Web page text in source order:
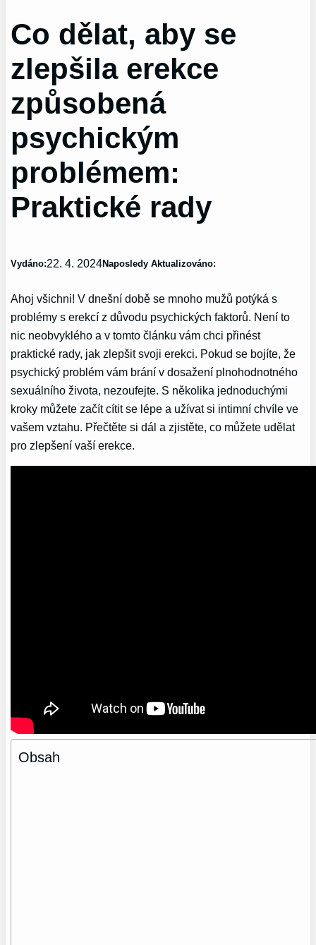
Co dělat, aby se
zlepšila erekce
způsobená
psychickým
problémem:
Praktické rady
Vydáno:22. 4. 2024Naposledy Aktualizováno:
Ahoj všichni! V dnešní době se mnoho mužů potýká s
problémy s erekcí z důvodu psychických faktorů. Není to
nic neobvyklého a v tomto článku vám chci přinést
praktické rady, jak zlepšit svoji erekci. Pokud se bojíte, že
psychický problém vám brání v dosažení plnohodnotného
sexuálního života, nezoufejte. S několika jednoduchými
kroky můžete začít cítit se lépe a užívat si intimní chvíle ve
vašem vztahu. Přečtěte si dál a zjistěte, co můžete udělat
pro zlepšení vaší erekce.
Obsah